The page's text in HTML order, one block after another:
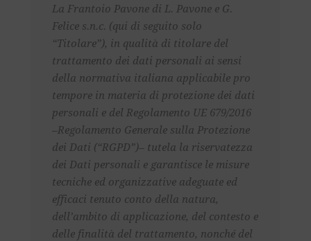
La Frantoio Pavone di L. Pavone e G.
Felice s.n.c. (qui di seguito solo
“Titolare”), in qualità di titolare del
trattamento dei dati personali ai sensi
della normativa italiana applicabile pro
tempore in materia di protezione dei dati
personali e del Regolamento UE 679/2016
–Regolamento Generale sulla Protezione
dei Dati (“RGPD”)– tutela la riservatezza
dei Dati personali e garantisce le misure
tecniche ed organizzative adeguate ed
efficaci tenuto conto della natura,
dell’ambito di applicazione, del contesto e
delle finalità del trattamento, nonché del